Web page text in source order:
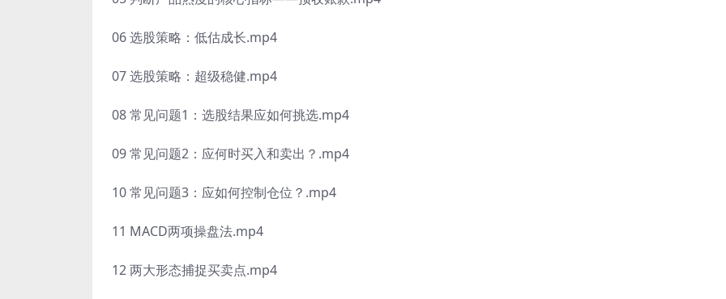
06 选股策略：低估成长.mp4
07 选股策略：超级稳健.mp4
08 常见问题1：选股结果应如何挑选.mp4
09 常见问题2：应何时买入和卖出？.mp4
10 常见问题3：应如何控制仓位？.mp4
11 MACD两项操盘法.mp4
12 两大形态捕捉买卖点.mp4